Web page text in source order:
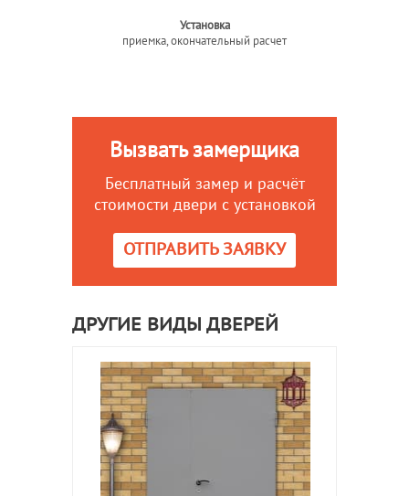
Установка
приемка, окончательный расчет
Вызвать замерщика
Бесплатный замер и расчёт
стоимости двери с установкой
ОТПРАВИТЬ ЗАЯВКУ
ДРУГИЕ ВИДЫ ДВЕРЕЙ